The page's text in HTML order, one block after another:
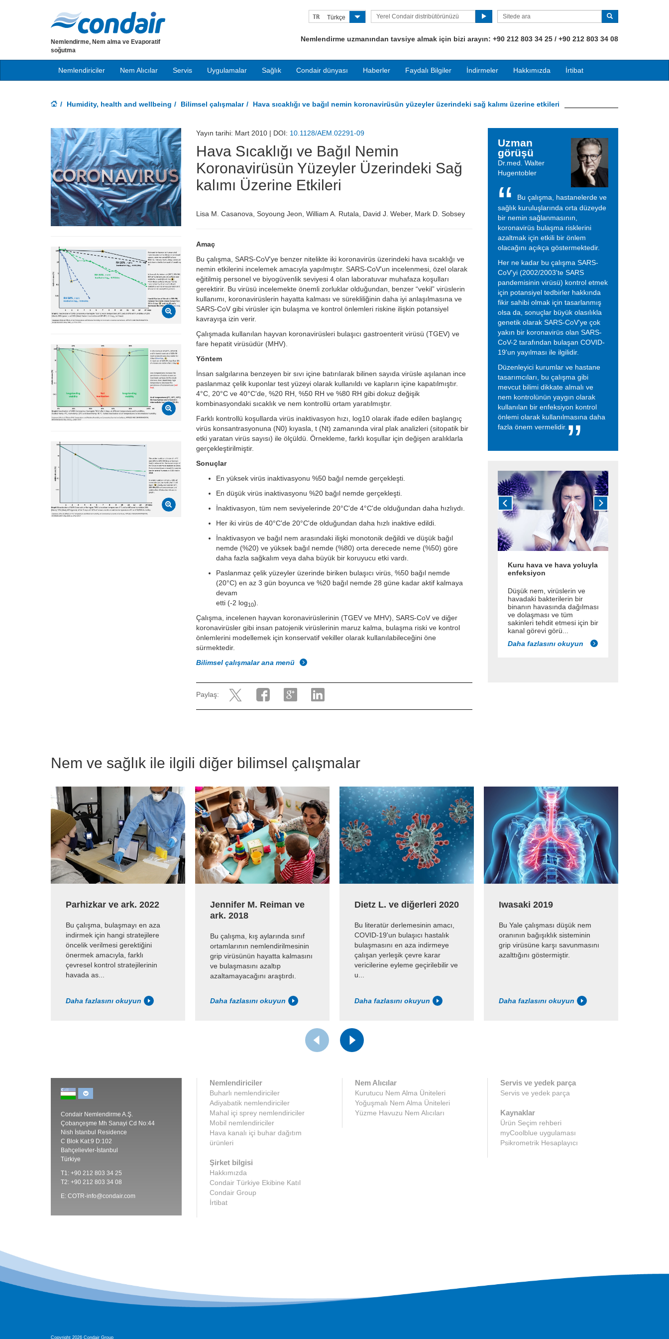
TR Türkçe
Yerel Condair distribütörünüzü
Nemlendirme uzmanından tavsiye almak için bizi arayın: +90 212 803 34 25 / +90 212 803 34 08
Nemlendirme, Nem alma ve Evaporatif
soğutma
Nemlendiriciler Nem Alıcılar Servis Uygulamalar Sağlık Condair dünyası Haberler Faydalı Bilgiler İndirmeler Hakkımızda İrtibat
Humidity, health and wellbeing Bilimsel çalışmalar Hava sıcaklığı ve bağıl nemin koronavirüsün yüzeyler üzerindeki sağ kalımı üzerine etkileri
Yayın tarihi: Mart 2010 | DOI: 10.1128/AEM.02291-09
Hava Sıcaklığı ve Bağıl Nemin
Koronavirüsün Yüzeyler Üzerindeki Sağ
kalımı Üzerine Etkileri
Lisa M. Casanova, Soyoung Jeon, William A. Rutala, David J. Weber, Mark D. Sobsey
Amaç
Bu çalışma, SARS-CoV'ye benzer nitelikte iki koronavirüs üzerindeki hava sıcaklığı ve
nemin etkilerini incelemek amacıyla yapılmıştır. SARS-CoV'un incelenmesi, özel olarak
eğitilmiş personel ve biyogüvenlik seviyesi 4 olan laboratuvar muhafaza koşulları
gerektirir. Bu virüsü incelemekte önemli zorluklar olduğundan, benzer “vekil” virüslerin
kullanımı, koronavirüslerin hayatta kalması ve sürekliliğinin daha iyi anlaşılmasına ve
SARS-CoV gibi virüsler için bulaşma ve kontrol önlemleri riskine ilişkin potansiyel
kavrayışa izin verir.
Çalışmada kullanılan hayvan koronavirüsleri bulaşıcı gastroenterit virüsü (TGEV) ve
fare hepatit virüsüdür (MHV).
Yöntem
İnsan salgılarına benzeyen bir sıvı içine batırılarak bilinen sayıda virüsle aşılanan ince
paslanmaz çelik kuponlar test yüzeyi olarak kullanıldı ve kapların içine kapatılmıştır.
4°C, 20°C ve 40°C'de, %20 RH, %50 RH ve %80 RH gibi dokuz değişik
kombinasyondaki sıcaklık ve nem kontrollü ortam yaratılmıştır.
Farklı kontrollü koşullarda virüs inaktivasyon hızı, log10 olarak ifade edilen başlangıç
virüs konsantrasyonuna (N0) kıyasla, t (Nt) zamanında viral plak analizleri (sitopatik bir
etki yaratan virüs sayısı) ile ölçüldü. Örnekleme, farklı koşullar için değişen aralıklarla
gerçekleştirilmiştir.
Sonuçlar
En yüksek virüs inaktivasyonu %50 bağıl nemde gerçekleşti.
En düşük virüs inaktivasyonu %20 bağıl nemde gerçekleşti.
İnaktivasyon, tüm nem seviyelerinde 20°C'de 4°C'de olduğundan daha hızlıydı.
Her iki virüs de 40°C'de 20°C'de olduğundan daha hızlı inaktive edildi.
İnaktivasyon ve bağıl nem arasındaki ilişki monotonik değildi ve düşük bağıl
nemde (%20) ve yüksek bağıl nemde (%80) orta derecede neme (%50) göre
daha fazla sağkalım veya daha büyük bir koruyucu etki vardı.
Paslanmaz çelik yüzeyler üzerinde biriken bulaşıcı virüs, %50 bağıl nemde
(20°C) en az 3 gün boyunca ve %20 bağıl nemde 28 güne kadar aktif kalmaya
devam
etti (-2 log10).
Çalışma, incelenen hayvan koronavirüslerinin (TGEV ve MHV), SARS-CoV ve diğer
koronavirüsler gibi insan patojenik virüslerinin maruz kalma, bulaşma riski ve kontrol
önlemlerini modellemek için konservatif vekiller olarak kullanılabileceğini öne
sürmektedir.
Bilimsel çalışmalar ana menü
Paylaş:
Uzman
görüşü
Dr.med. Walter
Hugentobler
Bu çalışma, hastanelerde ve
sağlık kuruluşlarında orta düzeyde
bir nemin sağlanmasının,
koronavirüs bulaşma risklerini
azaltmak için etkili bir önlem
olacağını açıkça göstermektedir.
Her ne kadar bu çalışma SARS-
CoV'yi (2002/2003'te SARS
pandemisinin virüsü) kontrol etmek
için potansiyel tedbirler hakkında
fikir sahibi olmak için tasarlanmış
olsa da, sonuçlar büyük olasılıkla
genetik olarak SARS-CoV'ye çok
yakın bir koronavirüs olan SARS-
CoV-2 tarafından bulaşan COVID-
19'un yayılması ile ilgilidir.
Düzenleyici kurumlar ve hastane
tasarımcıları, bu çalışma gibi
mevcut bilimi dikkate almalı ve
nem kontrolünün yaygın olarak
kullanılan bir enfeksiyon kontrol
önlemi olarak kullanılmasına daha
fazla önem vermelidir.
Kuru hava ve hava yoluyla
enfeksiyon
Düşük nem, virüslerin ve
havadaki bakterilerin bir
binanın havasında dağılması
ve dolaşması ve tüm
sakinleri tehdit etmesi için bir
kanal görevi görü...
Daha fazlasını okuyun
Nem ve sağlık ile ilgili diğer bilimsel çalışmalar
Parhizkar ve ark. 2022
Bu çalışma, bulaşmayı en aza
indirmek için hangi stratejilere
öncelik verilmesi gerektiğini
önermek amacıyla, farklı
çevresel kontrol stratejilerinin
havada as...
Daha fazlasını okuyun
Jennifer M. Reiman ve
ark. 2018
Bu çalışma, kış aylarında sınıf
ortamlarının nemlendirilmesinin
grip virüsünün hayatta kalmasını
ve bulaşmasını azaltıp
azaltamayacağını araştırdı.
Daha fazlasını okuyun
Dietz L. ve diğerleri 2020
Bu literatür derlemesinin amacı,
COVID-19'un bulaşıcı hastalık
bulaşmasını en aza indirmeye
çalışan yerleşik çevre karar
vericilerine eyleme geçirilebilir ve
u...
Daha fazlasını okuyun
Iwasaki 2019
Bu Yale çalışması düşük nem
oranının bağışıklık sisteminin
grip virüsüne karşı savunmasını
azalttığını göstermiştir.
Daha fazlasını okuyun
Condair Nemlendirme A.Ş.
Çobançeşme Mh Sanayi Cd No:44
Nish İstanbul Residence
C Blok Kat:9 D:102
Bahçelievler-İstanbul
Türkiye
T1: +90 212 803 34 25
T2: +90 212 803 34 08
E: COTR-info@condair.com
Nemlendiriciler
Buharlı nemlendiriciler
Adiyabatik nemlendiriciler
Mahal içi sprey nemlendiriciler
Mobil nemlendiriciler
Hava kanalı içi buhar dağıtım
ürünleri
Nem Alıcılar
Kurutucu Nem Alma Üniteleri
Yoğuşmalı Nem Alma Üniteleri
Yüzme Havuzu Nem Alıcıları
Servis ve yedek parça
Servis ve yedek parça
Kaynaklar
Ürün Seçim rehberi
myCoolblue uygulaması
Psikrometrik Hesaplayıcı
Şirket bilgisi
Hakkımızda
Condair Türkiye Ekibine Katıl
Condair Group
İrtibat
Copyright 2026 Condair Group